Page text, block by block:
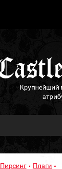
Крупнейший
Пирсинг
Плаги